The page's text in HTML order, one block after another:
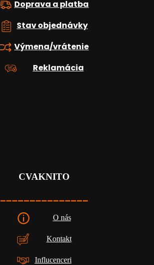
Doprava a platba
Stav objednávky
Výmena/vrátenie
Reklamácia
CVAKNITO
_______________
O nás
Kontakt
Influcenceri